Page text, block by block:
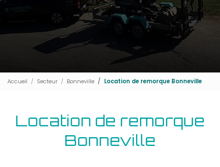
Accueil Secteur Bonneville Location de remorque Bonneville
Location de remorque
Bonneville